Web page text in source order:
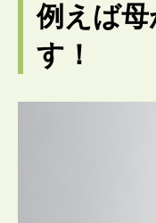
例えば
す！